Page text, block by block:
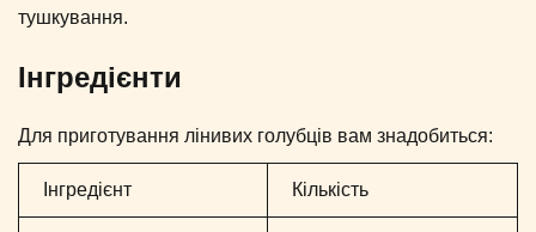
тушкування.
Інгредієнти
Для приготування лінивих голубців вам знадобиться:
Інгредієнт Кількість